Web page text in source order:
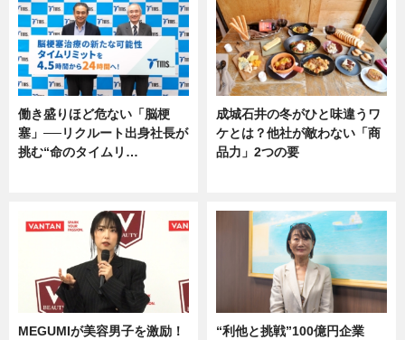
働き盛りほど危ない「脳梗
塞」──リクルート出身社長が
挑む“命のタイムリ…
成城石井の冬がひと味違うワ
ケとは？他社が敵わない「商
品力」2つの要
MEGUMIが美容男子を激励！
“利他と挑戦”100億円企業